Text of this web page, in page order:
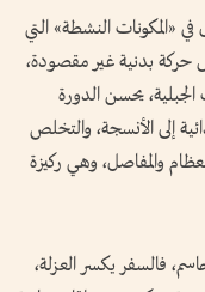
«المكونات النشطة» التي
حركة بدنية غير مقصودة،
الجبلية، يحسن الدورة
إلى الأنسجة، والتخلص
والمفاصل، وهي ركيزة
فالسفر يكسر العزلة،